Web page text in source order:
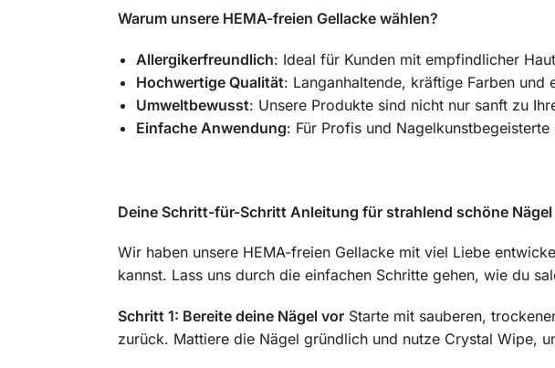
Warum unsere HEMA-freien Gellacke wählen?
Allergikerfreundlich: Ideal für Kunden mit empfindlicher
Hochwertige Qualität: Langanhaltende, kräftige Farben
Umweltbewusst: Unsere Produkte sind nicht nur sanft zu
Einfache Anwendung: Für Profis und
Deine Schritt-für-Schritt Anleitung für strahlend schöne
Wir haben unsere HEMA-freien Gellacke mit viel Liebe
kannst. Lass uns durch die einfachen Schritte gehen, wie du
Schritt 1: Bereite deine Nägel vorStarte mit sauberen,
zurück. Mattiere die Nägel gründlich und nutze Crystal Wipe,